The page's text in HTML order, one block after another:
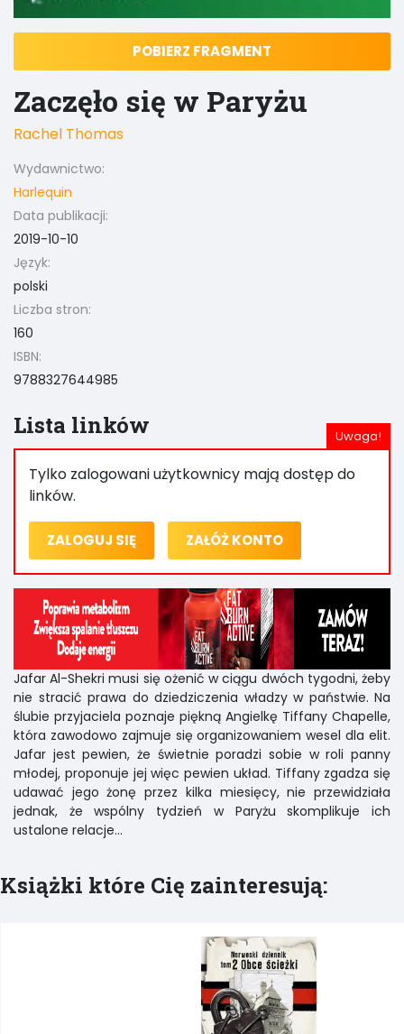
POBIERZ FRAGMENT
Zaczęło się w Paryżu
Rachel Thomas
Wydawnictwo:
Harlequin
Data publikacji:
2019-10-10
Język:
polski
Liczba stron:
160
ISBN:
9788327644985
Lista linków
Tylko zalogowani użytkownicy mają dostęp do
linków.
ZALOGUJ SIĘ ZAŁÓŻ KONTO
Jafar Al-Shekri musi się ożenić w ciągu dwóch tygodni, żeby
nie stracić prawa do dziedziczenia władzy w państwie. Na
ślubie przyjaciela poznaje piękną Angielkę Tiffany Chapelle,
która zawodowo zajmuje się organizowaniem wesel dla elit.
Jafar jest pewien, że świetnie poradzi sobie w roli panny
młodej, proponuje jej więc pewien układ. Tiffany zgadza się
udawać jego żonę przez kilka miesięcy, nie przewidziała
jednak, że wspólny tydzień w Paryżu skomplikuje ich
ustalone relacje…
Książki które Cię zainteresują: